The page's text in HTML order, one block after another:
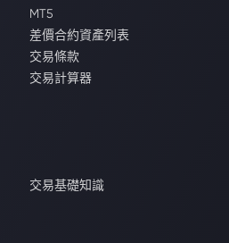
MT5
差價合約資產列表
交易條款
交易計算器
交易基礎知識